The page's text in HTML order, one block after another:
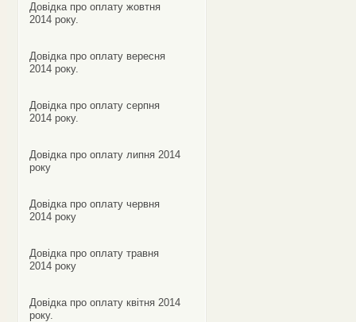
Довідка про оплату жовтня
2014 року.
Довідка про оплату вересня
2014 року.
Довідка про оплату серпня
2014 року.
Довідка про оплату липня 2014
року
Довідка про оплату червня
2014 року
Довідка про оплату травня
2014 року
Довідка про оплату квітня 2014
року.